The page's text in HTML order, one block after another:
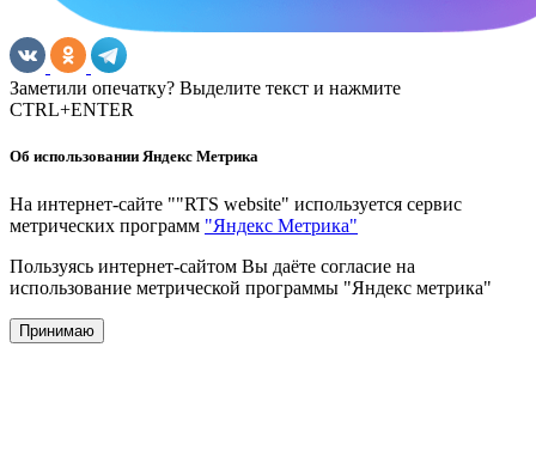
Заметили опечатку? Выделите текст и нажмите
CTRL+ENTER
Об использовании Яндекс Метрика
На интернет-сайте ""RTS website" используется сервис
метрических программ "Яндекс Метрика"
Пользуясь интернет-сайтом Вы даёте согласие на
использование метрической программы "Яндекс метрика"
Принимаю